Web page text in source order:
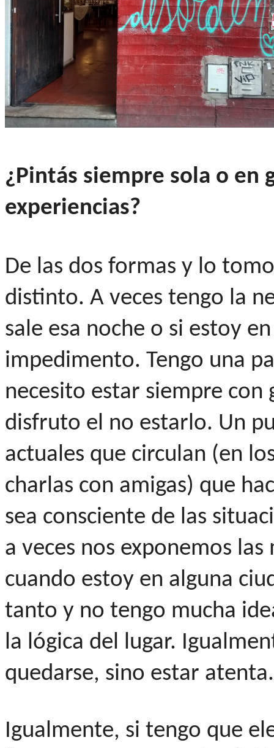
¿Pintás siempre sola o en
experiencias?
De las dos formas y lo
distinto. A veces tengo la
sale esa noche o si estoy
impedimento. Tengo una
necesito estar siempre con
disfruto el no estarlo. Un
actuales que circulan (en
charlas con amigas) que
sea consciente de las
a veces nos exponemos
cuando estoy en alguna
tanto y no tengo mucha
la lógica del lugar.
quedarse, sino estar atenta.
Igualmente, si tengo que